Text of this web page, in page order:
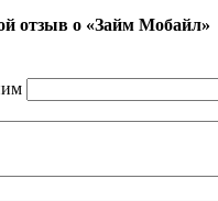
отзыв о «Займ Мобайл»